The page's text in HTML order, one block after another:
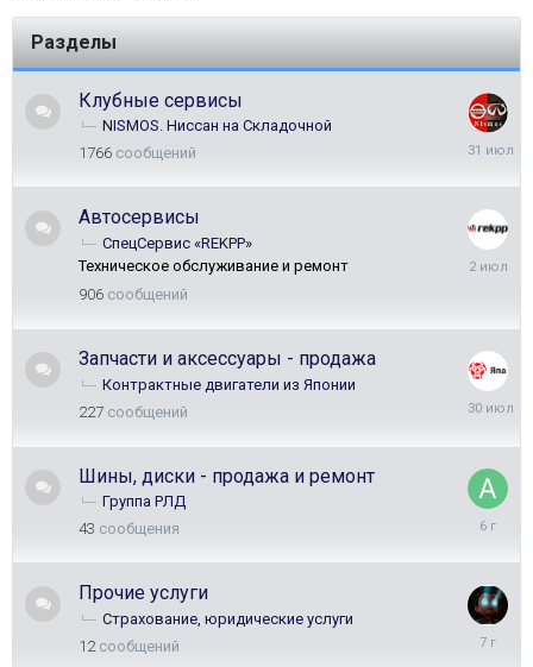
Разделы
Клубные сервисы
NISMOS. Ниссан на Складочной
1766 сообщений
31
Автосервисы
СпецСервис «REKPP»
Техническое обслуживание и ремонт
906 сообщений
2
Запчасти и аксессуары - продажа
Контрактные двигатели из Японии
227 сообщений
30
Шины, диски - продажа и ремонт
Группа РЛД
43 сообщения
12
Прочие услуги
Страхование, юридические услуги
12 сообщений
22